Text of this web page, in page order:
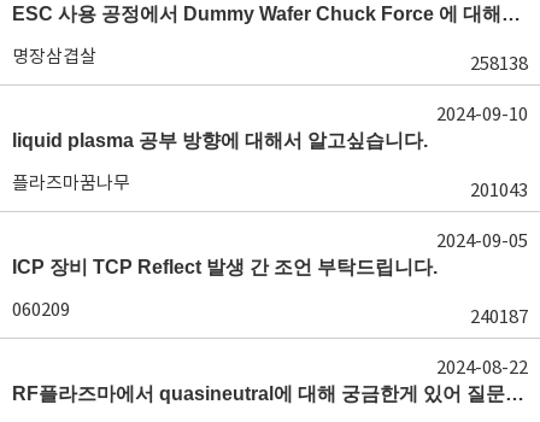
ESC 사용 공정에서 Dummy Wafer Chuck Force 에 대해서 궁급합니다
명장삼겹살 258138
liquid plasma 공부 방향에 대해서 알고싶습니다.
플라즈마꿈나무 201043
2024-09-10
ICP 장비 TCP Reflect 발생 간 조언 부탁드립니다.
060209 240187
2024-09-05
RF플라즈마에서 quasineutral에 대해 궁금한게 있어 질문글 올립니다.[quasineutral]
2024-08-22